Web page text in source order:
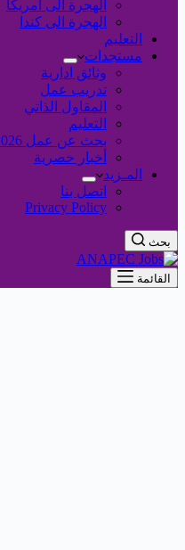
الهجرة الى امريكا
الهجرة الى كندا
التعليم
مستجدات
وثائق ادارية
تدريب عمل
المقاول الذاتي
التعليم
بحث عن عمل 2026 anapec
أخبار حصرية
المـزيد
اتصل بنا
Privacy Policy
بحث
القائمة